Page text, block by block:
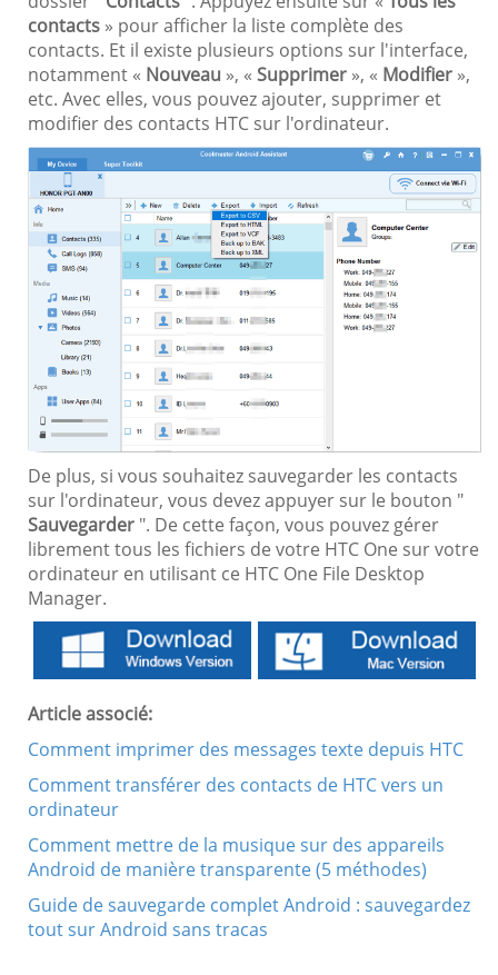
contacts » pour afficher la liste complète des
contacts. Et il existe plusieurs options sur l'interface,
notamment « Nouveau », « Supprimer », « Modifier »,
etc. Avec elles, vous pouvez ajouter, supprimer et
modifier des contacts HTC sur l'ordinateur.
De plus, si vous souhaitez sauvegarder les contacts
sur l'ordinateur, vous devez appuyer sur le bouton "
Sauvegarder ". De cette façon, vous pouvez gérer
librement tous les fichiers de votre HTC One sur votre
ordinateur en utilisant ce HTC One File Desktop
Manager.
Article associé:
Comment imprimer des messages texte depuis HTC
Comment transférer des contacts de HTC vers un
ordinateur
Comment mettre de la musique sur des appareils
Android de manière transparente (5 méthodes)
Guide de sauvegarde complet Android : sauvegardez
tout sur Android sans tracas